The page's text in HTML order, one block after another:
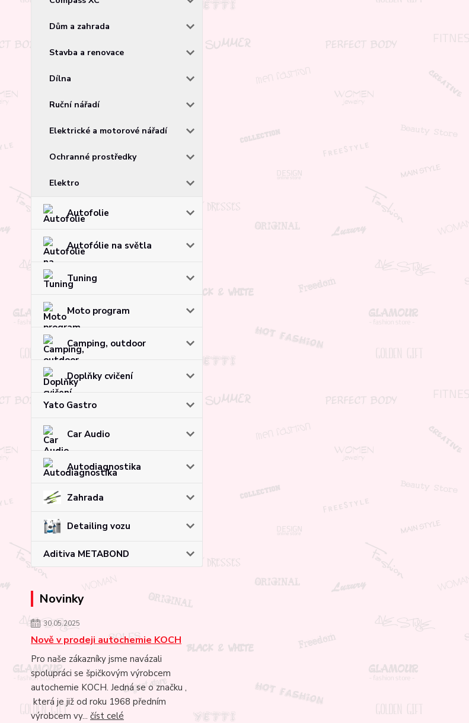
Dům a zahrada
Stavba a renovace
Dílna
Ruční nářadí
Elektrické a motorové nářadí
Ochranné prostředky
Elektro
Autofolie
Autofólie na světla
Tuning
Moto program
Camping, outdoor
Doplňky cvičení
Yato Gastro
Car Audio
Autodiagnostika
Zahrada
Detailing vozu
Aditiva METABOND
Novinky
30.05.2025
Nově v prodeji autochemie KOCH
Pro naše zákazníky jsme navázali
spolupráci se špičkovým výrobcem
autochemie KOCH. Jedná se o značku ,
která je již od roku 1968 předním
výrobcem vy... číst celé